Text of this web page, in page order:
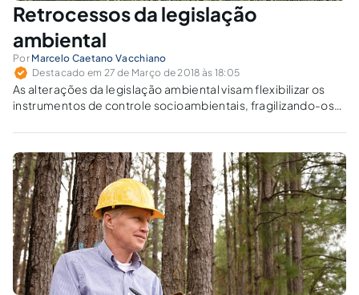
Retrocessos da legislação
ambiental
Por Marcelo Caetano Vacchiano
Destacado em 27 de Março de 2018 às 18:05
As alterações da legislação ambiental visam flexibilizar os
instrumentos de controle socioambientais, fragilizando-os
custos. Assim, legitimam o uso irracional dos recursos
naturais.